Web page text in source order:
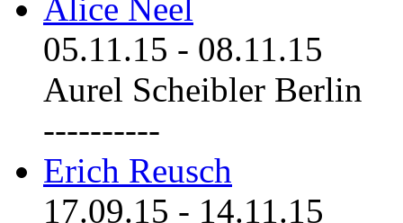
Alice Neel
05.11.15 - 08.11.15
Aurel Scheibler Berlin
----------
Erich Reusch
17.09.15 - 14.11.15